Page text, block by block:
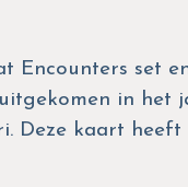
Encounters set
in het
Deze kaart